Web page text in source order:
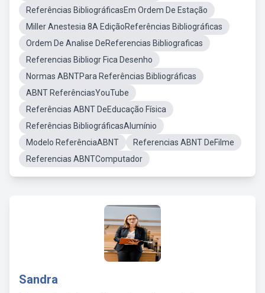
Referências BibliográficasEm Ordem De Estação
Miller Anestesia 8A EdiçãoReferências Bibliográficas
Ordem De Analise DeReferencias Bibliograficas
Referencias Bibliogr Fica Desenho
Normas ABNTPara Referências Bibliográficas
ABNT ReferênciasYouTube
Referências ABNT DeEducação Física
Referências BibliográficasAlumínio
Modelo ReferênciaABNT
Referencias ABNT DeFilme
Referencias ABNTComputador
Sandra